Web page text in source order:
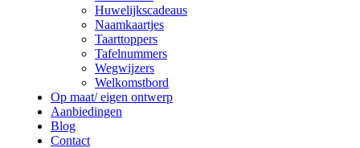
Huwelijkscadeaus
Naamkaartjes
Taarttoppers
Tafelnummers
Wegwijzers
Welkomstbord
Op maat/ eigen ontwerp
Aanbiedingen
Blog
Contact